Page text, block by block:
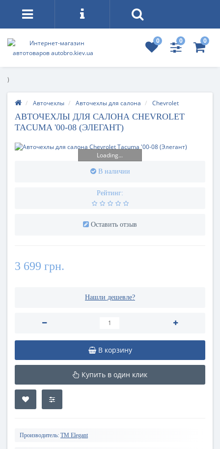
0 0 0
)
Авточехлы Авточехлы для салона Chevrolet
АВТОЧЕХЛЫ ДЛЯ САЛОНА CHEVROLET
TACUMA '00-08 (ЭЛЕГАНТ)
Loading...
В наличии
Рейтинг:
Оставить отзыв
3 699 грн.
Нашли дешевле?
В корзину
Купить в один клик
Производитель: TM Elegant